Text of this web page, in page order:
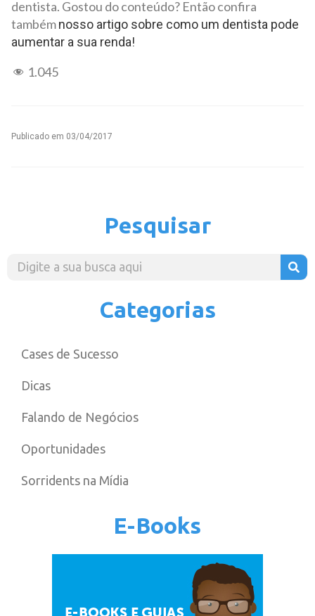
dentista. Gostou do conteúdo? Então confira
tambémnosso artigo sobre como um dentista pode
aumentar a sua renda!
1.045
Publicado em 03/04/2017
Pesquisar
Categorias
Cases de Sucesso
Dicas
Falando de Negócios
Oportunidades
Sorridents na Mídia
E-Books